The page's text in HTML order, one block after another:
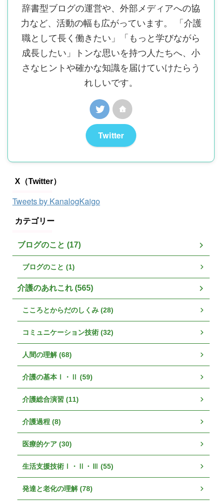
辞書型ブログの運営や、外部メディアへの協
力など、活動の幅も広がっています。 「介護
職として長く働きたい」「もっと学びながら
成長したい」トンな思いを持つ人たちへ、小
さなヒントや確かな知識を届けていけたらう
れしいです。
Twitter
X（Twitter）
Tweets by KanalogKaigo
カテゴリー
ブログのこと (17)
ブログのこと (1)
介護のあれこれ (565)
こころとからだのしくみ (28)
コミュニケーション技術 (32)
人間の理解 (68)
介護の基本Ⅰ・Ⅱ (59)
介護総合演習 (11)
介護過程 (8)
医療的ケア (30)
生活支援技術Ⅰ・Ⅱ・Ⅲ (55)
発達と老化の理解 (78)